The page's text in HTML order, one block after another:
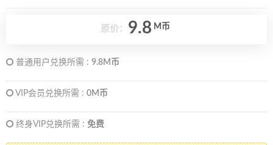
原价： 9.8 M币
普通用户兑换所需 : 9.8M币
VIP会员兑换所需 : 0M币
终身VIP兑换所需 : 免费